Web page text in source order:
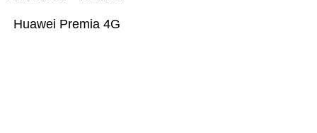
Huawei Premia 4G